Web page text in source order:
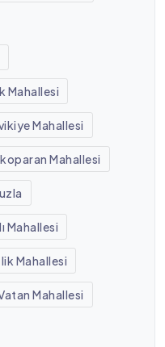
Mahallesi
Mahallesi
Mahallesi
Mahallesi
Mahallesi
Mahallesi